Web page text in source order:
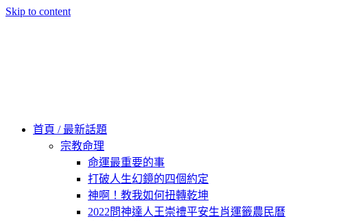
Skip to content
首頁 / 最新話題
宗教命理
命運最重要的事
打破人生幻鏡的四個約定
神啊！教我如何扭轉乾坤
2022問神達人王崇禮平安生肖運籤農民曆